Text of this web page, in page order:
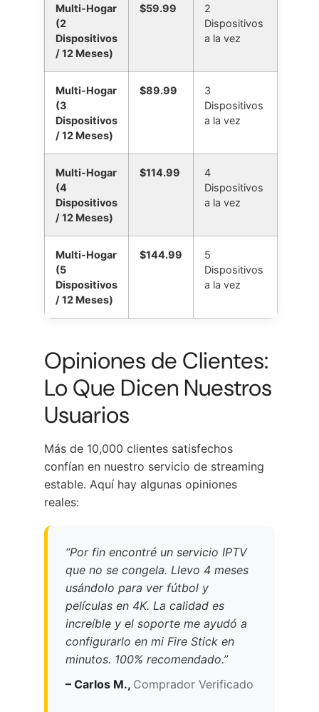
Multi-Hogar
(2
Dispositivos
/ 12 Meses)
$59.99
2
Dispositivos
a la vez
Multi-Hogar
(3
Dispositivos
/ 12 Meses)
$89.99
3
Dispositivos
a la vez
Multi-Hogar
(4
Dispositivos
/ 12 Meses)
$114.99
4
Dispositivos
a la vez
Multi-Hogar
(5
Dispositivos
/ 12 Meses)
$144.99
5
Dispositivos
a la vez
Opiniones de Clientes:
Lo Que Dicen Nuestros
Usuarios
Más de 10,000 clientes satisfechos
confían en nuestro servicio de streaming
estable. Aquí hay algunas opiniones
reales:
“Por fin encontré un servicio IPTV
que no se congela. Llevo 4 meses
usándolo para ver fútbol y
películas en 4K. La calidad es
increíble y el soporte me ayudó a
configurarlo en mi Fire Stick en
minutos. 100% recomendado.”
– Carlos M., Comprador Verificado